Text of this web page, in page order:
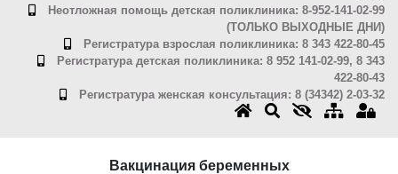
Неотложная помощь детская поликлиника: 8-952-141-02-99
(ТОЛЬКО ВЫХОДНЫЕ ДНИ)
Регистратура взрослая поликлиника: 8 343 422-80-45
Регистратура детская поликлиника: 8 952 141-02-99, 8 343
422-80-43
Регистратура женская консультация: 8 (34342) 2-03-32
Вакцинация беременных